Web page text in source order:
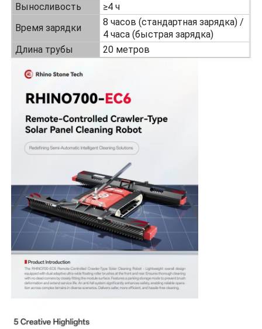
Выносливость
≥4 ч
Время зарядки
8 часов (стандартная зарядка) /
4 часа (быстрая зарядка)
Длина трубы
20 метров